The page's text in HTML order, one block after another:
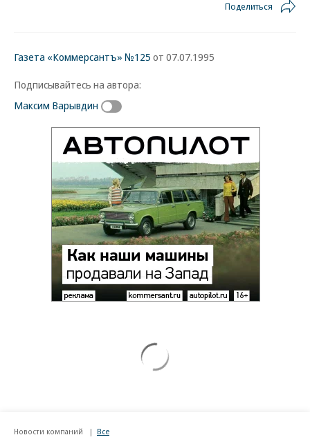
Поделиться
Газета «Коммерсантъ» №125 от 07.07.1995
Подписывайтесь на автора:
Максим Варывдин
Новости компаний Все